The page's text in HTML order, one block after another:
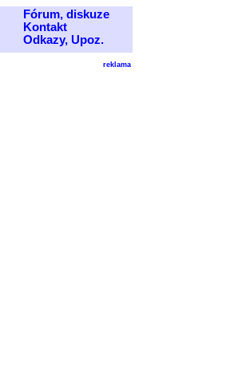
Fórum, diskuze
Kontakt
Odkazy, Upoz.
reklama